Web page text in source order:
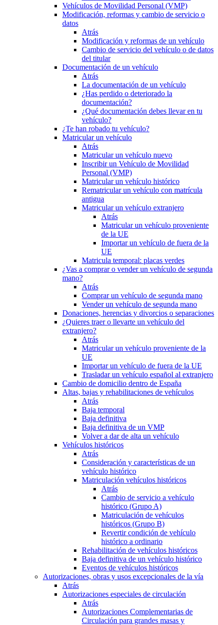
Vehículos de Movilidad Personal (VMP)
Modificación, reformas y cambio de servicio o
datos
Atrás
Modificación y reformas de un vehículo
Cambio de servicio del vehículo o de datos
del titular
Documentación de un vehículo
Atrás
La documentación de un vehículo
¿Has perdido o deteriorado la
documentación?
¿Qué documentación debes llevar en tu
vehículo?
¿Te han robado tu vehículo?
Matricular un vehículo
Atrás
Matricular un vehículo nuevo
Inscribir un Vehículo de Movilidad
Personal (VMP)
Matricular un vehículo histórico
Rematricular un vehículo con matrícula
antigua
Matricular un vehículo extranjero
Atrás
Matricular un vehículo proveniente
de la UE
Importar un vehículo de fuera de la
UE
Matricula temporal: placas verdes
¿Vas a comprar o vender un vehículo de segunda
mano?
Atrás
Comprar un vehículo de segunda mano
Vender un vehículo de segunda mano
Donaciones, herencias y divorcios o separaciones
¿Quieres traer o llevarte un vehículo del
extranjero?
Atrás
Matricular un vehículo proveniente de la
UE
Importar un vehículo de fuera de la UE
Trasladar un vehículo español al extranjero
Cambio de domicilio dentro de España
Altas, bajas y rehabilitaciones de vehículos
Atrás
Baja temporal
Baja definitiva
Baja definitiva de un VMP
Volver a dar de alta un vehículo
Vehículos históricos
Atrás
Consideración y características de un
vehículo histórico
Matriculación vehículos históricos
Atrás
Cambio de servicio a vehículo
histórico (Grupo A)
Matriculación de vehículos
históricos (Grupo B)
Revertir condición de vehículo
histórico a ordinario
Rehabilitación de vehículos históricos
Baja definitiva de un vehículo histórico
Eventos de vehículos históricos
Autorizaciones, obras y usos excepcionales de la vía
Atrás
Autorizaciones especiales de circulación
Atrás
Autorizaciones Complementarias de
Circulación para grandes masas y